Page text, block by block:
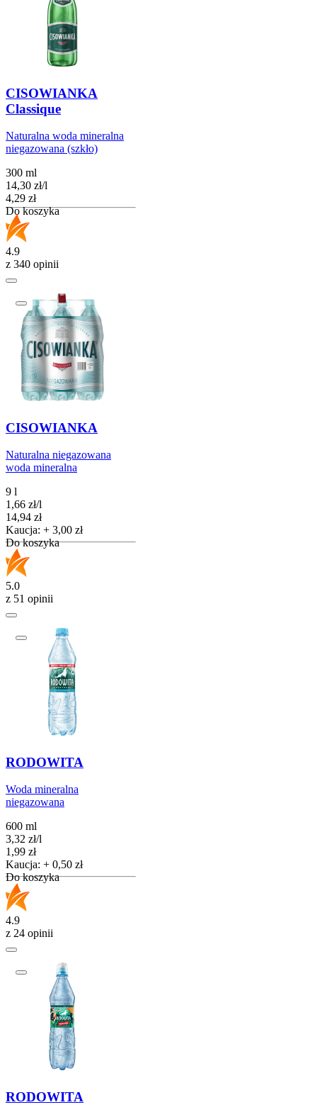
CISOWIANKA
Classique
Naturalna woda mineralna
niegazowana (szkło)
300 ml
14,30 zł/l
Cena
4,29 zł
Do koszyka
4.9
z 340 opinii
CISOWIANKA
Naturalna niegazowana
woda mineralna
9 l
1,66 zł/l
Cena
14,94 zł
Kaucja: + 3,00 zł
Do koszyka
5.0
z 51 opinii
RODOWITA
Woda mineralna
niegazowana
600 ml
3,32 zł/l
Cena
1,99 zł
Kaucja: + 0,50 zł
Do koszyka
4.9
z 24 opinii
RODOWITA